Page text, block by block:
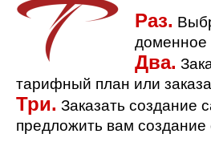
Раз.
доменное
Два.
тарифный план или
Три. Заказать создание
предложить вам